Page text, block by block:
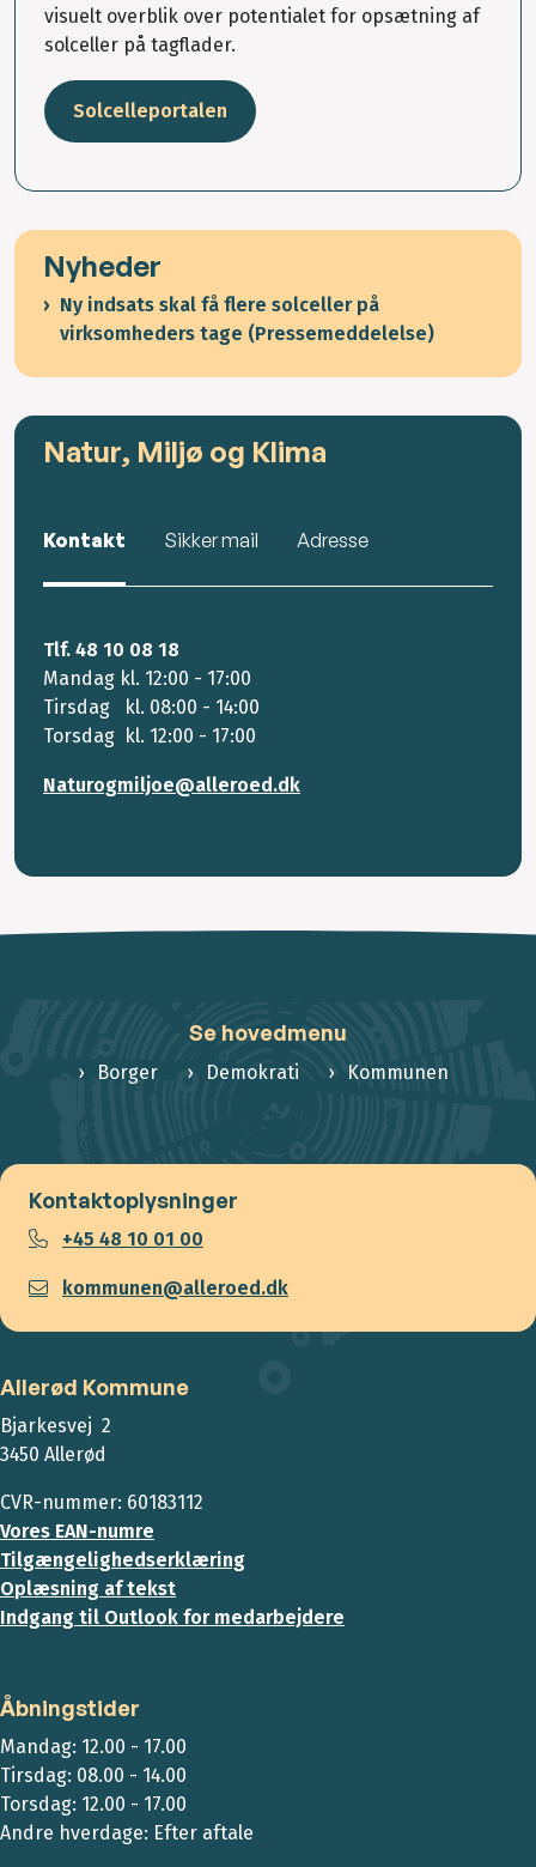
visuelt overblik over potentialet for opsætning af
solceller på tagflader.
Solcelleportalen
Nyheder
Ny indsats skal få flere solceller på
virksomheders tage (Pressemeddelelse)
Natur, Miljø og Klima
Kontakt Sikker mail Adresse
Tlf. 48 10 08 18
Mandag kl. 12:00 - 17:00
Tirsdag kl. 08:00 - 14:00
Torsdag kl. 12:00 - 17:00
Naturogmiljoe@alleroed.dk
Se hovedmenu
Borger Demokrati Kommunen
Kontaktoplysninger
+45 48 10 01 00
kommunen@alleroed.dk
Allerød Kommune
Bjarkesvej 2
3450 Allerød
CVR-nummer: 60183112
Vores EAN-numre
Tilgængelighedserklæring
Oplæsning af tekst
Indgang til Outlook for medarbejdere
Åbningstider
Mandag: 12.00 - 17.00
Tirsdag: 08.00 - 14.00
Torsdag: 12.00 - 17.00
Andre hverdage: Efter aftale